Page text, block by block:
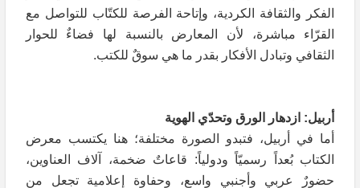
الفكر والثقافة الكردية، وإتاحة الفرصة للكتّاب للتواصل مع
القرّاء مباشرة، لأن المعارض بالنسبة لها فضاءٌ للحوار
الثقافي وتبادل الأفكار بقدر ما هي سوقٌ للكتب.
أربيل: ازدهار الورق وتحدّي الهوية
أما في أربيل، فتبدو الصورة مختلفة؛ هنا يكتسب معرض
الكتاب بُعداً رسميّاً ودولياً: قاعاتٌ ضخمة، آلاف العناوين،
حضورٌ عربي وأجنبي واسع، وحفاوة إعلامية تجعل من